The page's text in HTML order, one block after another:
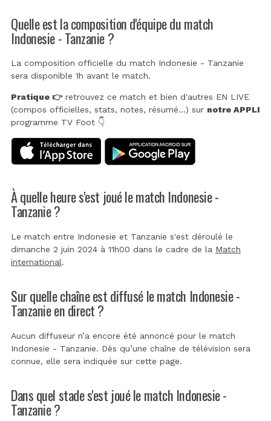
Quelle est la composition d'équipe du match
Indonesie - Tanzanie ?
La composition officielle du match Indonesie - Tanzanie
sera disponible 1h avant le match.
Pratique 👉retrouvez ce match et bien d'autres EN LIVE
(compos officielles, stats, notes, résumé...) sur notre APPLI
programme TV Foot 👇
À quelle heure s'est joué le match Indonesie -
Tanzanie ?
Le match entre Indonesie et Tanzanie s'est déroulé le
dimanche 2 juin 2024 à 11h00 dans le cadre de la Match
international.
Sur quelle chaîne est diffusé le match Indonesie -
Tanzanie en direct ?
Aucun diffuseur n’a encore été annoncé pour le match
Indonesie - Tanzanie. Dès qu’une chaîne de télévision sera
connue, elle sera indiquée sur cette page.
Dans quel stade s'est joué le match Indonesie -
Tanzanie ?